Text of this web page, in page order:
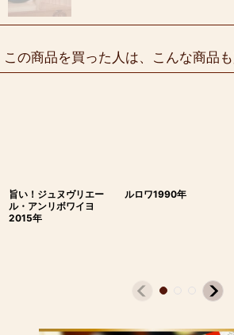
この商品を買った人は、こんな商品
旨い！ジュヌヴリエー
ル・アンリボワイヨ
2015年
ルロワ1990年